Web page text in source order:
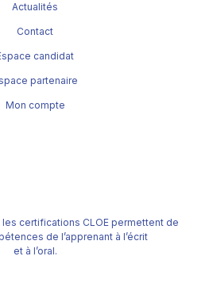
les certifications CLOE permettent de
de l’apprenant à l’écrit
et à l’oral.
Actualités
Contact
candidat
partenaire
Mon compte